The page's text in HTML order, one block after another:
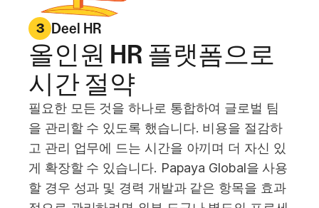
3 Deel HR
올인원 HR 플랫폼으로
시간 절약
필요한 모든 것을 하나로 통합하여 글로벌 팀
을 관리할 수 있도록 했습니다. 비용을 절감하
고 관리 업무에 드는 시간을 아끼며 더 자신 있
게 확장할 수 있습니다. Papaya Global을 사용
할 경우 성과 및 경력 개발과 같은 항목을 효과